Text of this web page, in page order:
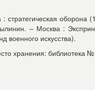
стратегическая оборона
– Москва :
военного искусства).
хранения: библиотека